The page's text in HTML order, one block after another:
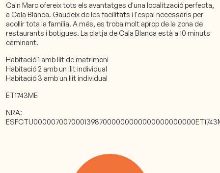
Ca'n Marc ofereix tots els avantatges d'una localització perfecta,
a Cala Blanca. Gaudeix de les facilitats i l'espai necessaris per
acollir tota la família. A més, es troba molt aprop de la zona de
restaurants i botigues. La platja de Cala Blanca està a 10 minuts
caminant.
Habitació 1 amb llit de matrimoni
Habitació 2 amb un llit individual
Habitació 3 amb un llit individual
ET1743ME
NRA: